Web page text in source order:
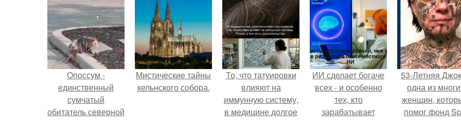
Опоссум -
единственный
сумчатый
обитатель северной
Мистические тайны
кельнского собора.
То, что татуировки
влияют на
иммунную систему,
в медицине долгое
ИИ сделает богаче
всех - и особенно
тех, кто
зарабатывает
53-Летняя
одна из
женщин,
помог фонд